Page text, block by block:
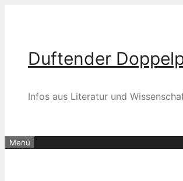
Duftender
Infos aus Literatur und
Menü